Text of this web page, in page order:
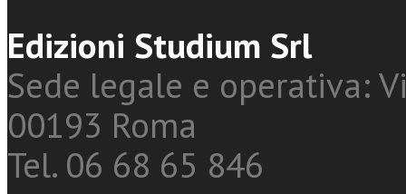
Edizioni Studium Srl
Sede legale e operativa:
00193 Roma
Tel. 06 68 65 846